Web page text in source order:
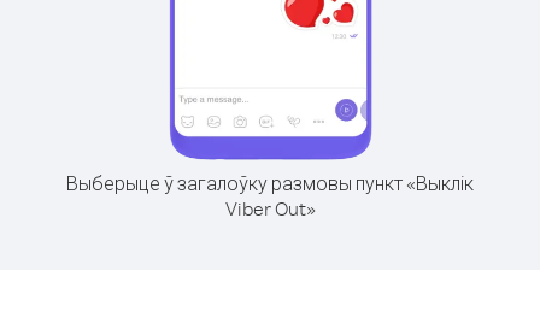
Выберыце ў загалоўку размовы пункт «Выклік
Viber Out»